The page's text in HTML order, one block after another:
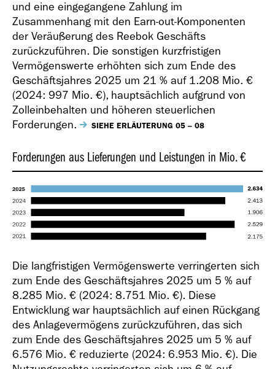
und eine eingegangene Zahlung im
Zusammenhang mit den Earn-out-Komponenten
der Veräußerung des Reebok Geschäfts
zurückzuführen. Die sonstigen kurzfristigen
Vermögenswerte erhöhten sich zum Ende des
Geschäftsjahres 2025 um 21 % auf 1.208 Mio. €
(2024: 997 Mio. €), hauptsächlich aufgrund von
Zolleinbehalten und höheren steuerlichen
Forderungen.
SIEHE ERLÄUTERUNG 05 – 08
Forderungen aus Lieferungen und Leistungen in Mio. €
Die langfristigen Vermögenswerte verringerten sich
zum Ende des Geschäftsjahres 2025 um 5 % auf
8.285 Mio. € (2024: 8.751 Mio. €). Diese
Entwicklung war hauptsächlich auf einen Rückgang
des Anlagevermögens zurückzuführen, das sich
zum Ende des Geschäftsjahres 2025 um 5 % auf
6.576 Mio. € reduzierte (2024: 6.953 Mio. €). Die